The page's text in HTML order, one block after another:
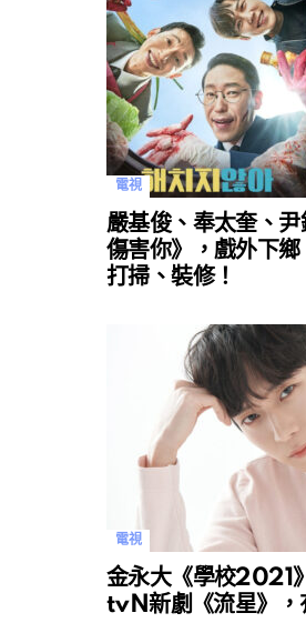
電視
嚴基俊、奉太奎、
傷害你》，戲外下鄉
打掃、裝修！
電視
金永大《學校2021
tvN新劇《流星》，